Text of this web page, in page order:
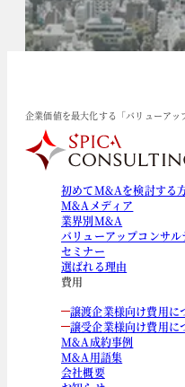
企業価値を最大化する「バリューア
初めてM&Aを検討する
M&Aメディア
業界別M&A
バリューアップコンサル
セミナー
選ばれる理由
費用
譲渡企業様向け費用に
譲受企業様向け費用に
M&A成約事例
M&A用語集
会社概要